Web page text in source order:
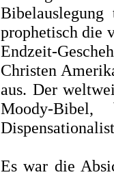
prophetisch die
Endzeit-
Christen
aus. Der
Moody-
Es war die